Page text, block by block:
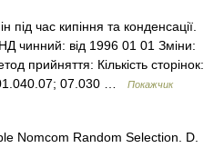
під час кипіння та конденсації.
чинний: від 1996 01 01 Зміни:
прийняття: Кількість сторінок:
07.030 …
Покажчик
Nomcom Random Selection. D.